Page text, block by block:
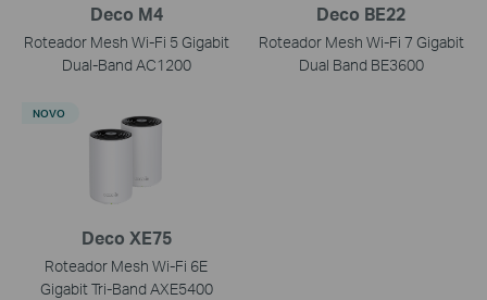
Deco M4
Roteador Mesh Wi-Fi 5 Gigabit
Dual-Band AC1200
Deco BE22
Roteador Mesh Wi-Fi 7 Gigabit
Dual Band BE3600
Deco XE75
Roteador Mesh Wi-Fi 6E
Gigabit Tri-Band AXE5400
NOVO